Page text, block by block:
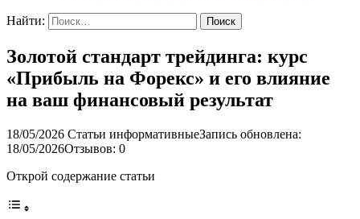
Найти:
Золотой стандарт трейдинга: курс
«Прибыль на Форекс» и его влияние
на ваш финансовый результат
18/05/2026 Статьи информативныеЗапись обновлена:
18/05/2026Отзывов: 0
Открой содержание статьи